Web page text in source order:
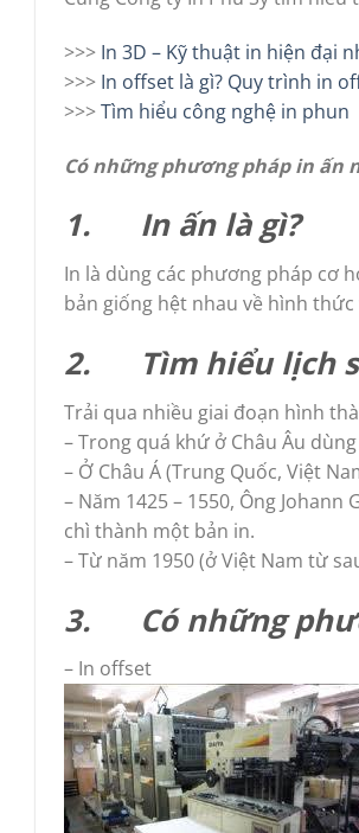
>>> In 3D – Kỹ thuật in hiện đại
>>> In offset là gì? Quy trình in
>>>Tìm hiểu công nghệ in phun
Có những phương pháp in ấn
1. In ấn là gì?
In là dùng các phương pháp cơ
bản giống hệt nhau về hình thức
2. Tìm hiểu lịch
Trải qua nhiều giai đoạn hình
– Trong quá khứ ở Châu Âu
– Ở Châu Á (Trung Quốc, Việt
– Năm 1425 – 1550, Ông
chì thành một bản in.
– Từ năm 1950 (ở Việt Nam từ
3. Có những
– In offset